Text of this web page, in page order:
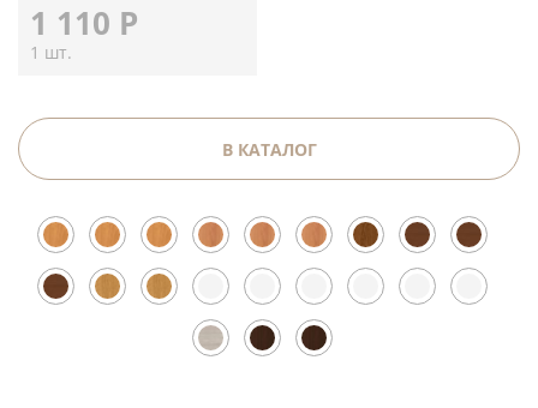
1 110 Р
1 шт.
В КАТАЛОГ